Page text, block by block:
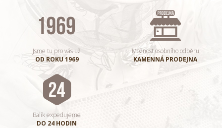
Jsme tu pro vás už
OD ROKU 1969
Možnost osobního odběru
KAMENNÁ PRODEJNA
Balík expedujeme
DO 24 HODIN